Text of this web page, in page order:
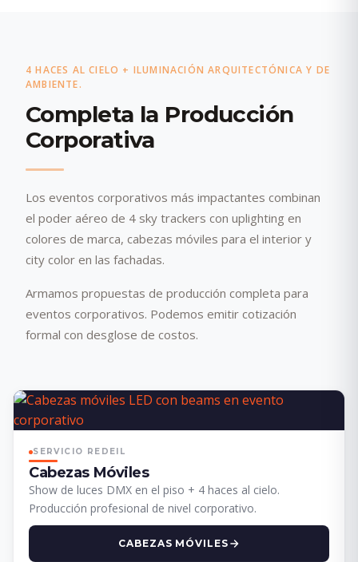
4 HACES AL CIELO + ILUMINACIÓN ARQUITECTÓNICA Y DE
AMBIENTE.
Completa la Producción
Corporativa
Los eventos corporativos más impactantes combinan
el poder aéreo de 4 sky trackers con uplighting en
colores de marca, cabezas móviles para el interior y
city color en las fachadas.
Armamos propuestas de producción completa para
eventos corporativos. Podemos emitir cotización
formal con desglose de costos.
SERVICIO REDEIL
Cabezas Móviles
Show de luces DMX en el piso + 4 haces al cielo.
Producción profesional de nivel corporativo.
CABEZAS MÓVILES